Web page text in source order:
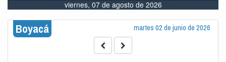
viernes, 07 de agosto de 2026
Boyacá martes 02 de junio de 2026